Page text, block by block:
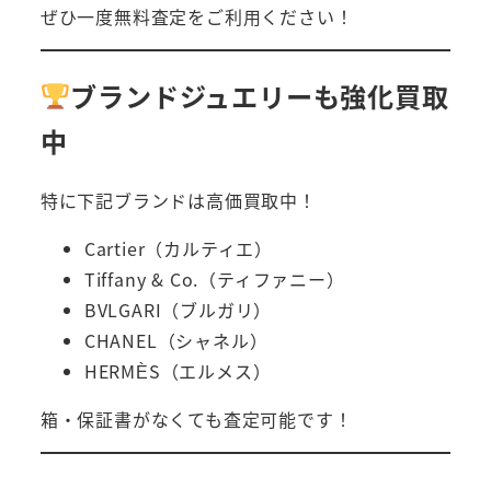
ぜひ一度無料査定をご利用ください！
ブランドジュエリーも強化買取
中
特に下記ブランドは高価買取中！
Cartier（カルティエ）
Tiffany & Co.（ティファニー）
BVLGARI（ブルガリ）
CHANEL（シャネル）
HERMÈS（エルメス）
箱・保証書がなくても査定可能です！